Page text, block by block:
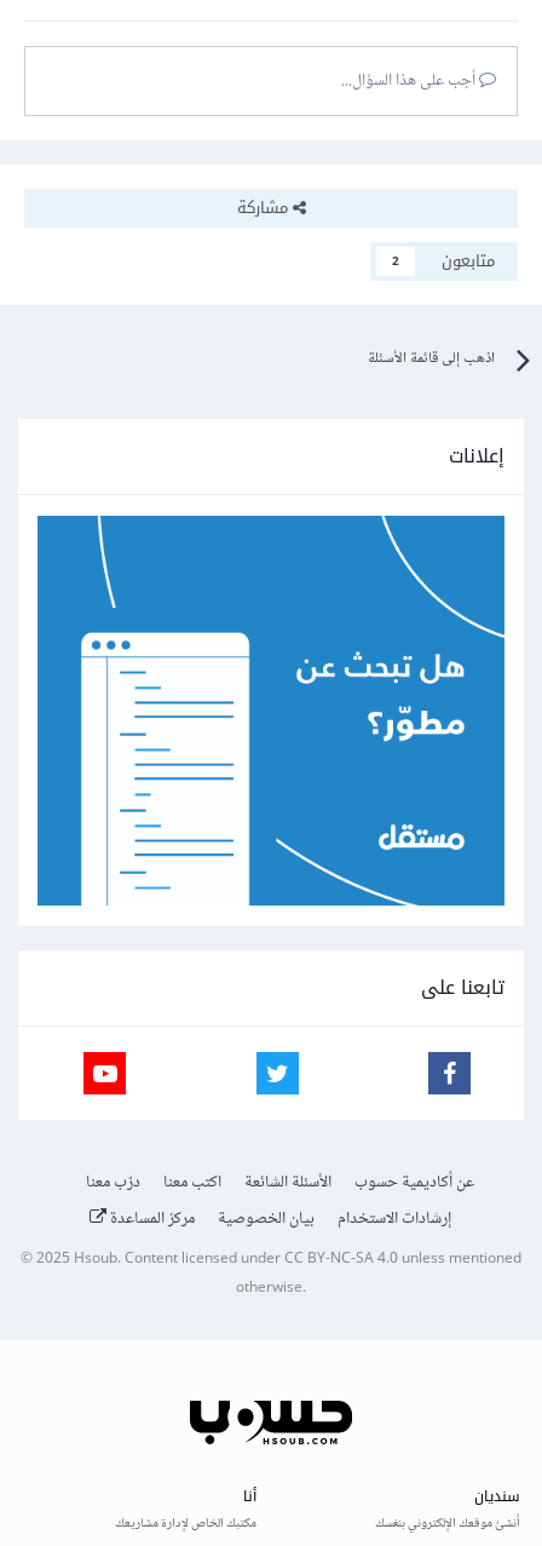
أجب على هذا السؤال...
مشاركة
متابعون
2
اذهب إلى قائمة الأسئلة
إعلانات
تابعنا على
عن أكاديمية حسوب الأسئلة الشائعة اكتب معنا
درّب معنا
إرشادات الاستخدام
بيان الخصوصية مركز المساعدة
© 2025Hsoub.Content licensed underCC BY-NC-SA 4.0unless mentioned
otherwise.